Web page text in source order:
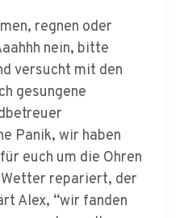
versucht mit den
gesungene
Panik, wir haben
euch um die Ohren
repariert, der
Alex, “wir fanden
vor allem